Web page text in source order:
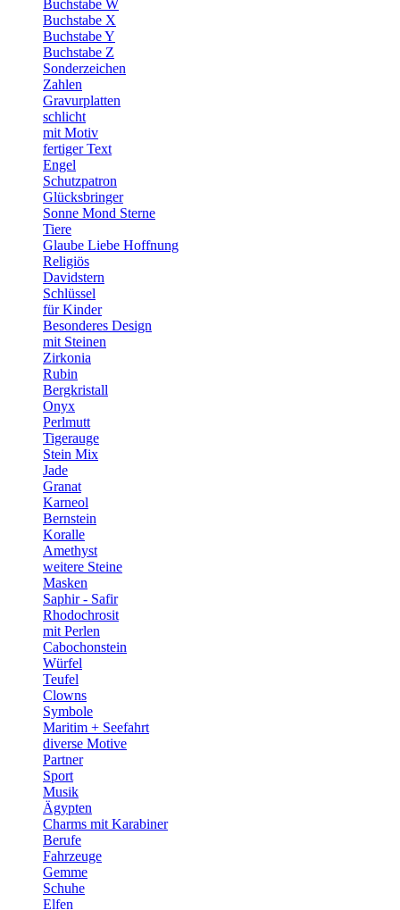
Buchstabe W
Buchstabe X
Buchstabe Y
Buchstabe Z
Sonderzeichen
Zahlen
Gravurplatten
schlicht
mit Motiv
fertiger Text
Engel
Schutzpatron
Glücksbringer
Sonne Mond Sterne
Tiere
Glaube Liebe Hoffnung
Religiös
Davidstern
Schlüssel
für Kinder
Besonderes Design
mit Steinen
Zirkonia
Rubin
Bergkristall
Onyx
Perlmutt
Tigerauge
Stein Mix
Jade
Granat
Karneol
Bernstein
Koralle
Amethyst
weitere Steine
Masken
Saphir - Safir
Rhodochrosit
mit Perlen
Cabochonstein
Würfel
Teufel
Clowns
Symbole
Maritim + Seefahrt
diverse Motive
Partner
Sport
Musik
Ägypten
Charms mit Karabiner
Berufe
Fahrzeuge
Gemme
Schuhe
Elfen